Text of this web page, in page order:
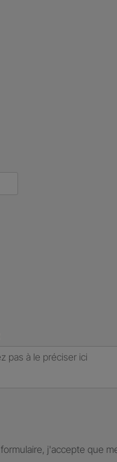
caractères restants
j'accepte que